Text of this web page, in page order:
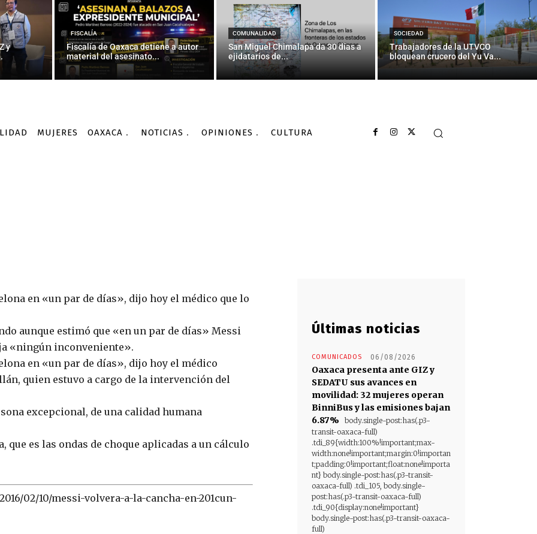
y
FISCALÍA
Fiscalía de Oaxaca detiene a autor
material del asesinato...
COMUNALIDAD
San Miguel Chimalapa da 30 días a
ejidatarios de...
SOCIEDAD
Trabajadores de la UTVCO
bloquean crucero del Yu Va...
MUJERES OAXACA NOTICIAS OPINIONES CULTURA
Jornada
Por AGENCIA INFORMATIVA CONACYT - 10/02/2016
en «un par de días», dijo hoy el médico que lo
aunque estimó que «en un par de días» Messi
«ningún inconveniente».
en «un par de días», dijo hoy el médico
quien estuvo a cargo de la intervención del
excepcional, de una calidad humana
es las ondas de choque aplicadas a un cálculo
02/10/messi-volvera-a-la-cancha-en-201cun-
Últimas noticias
COMUNICADOS 06/08/2026
Oaxaca presenta ante GIZ y
SEDATU sus avances en
movilidad: 32 mujeres operan
BinniBus y las emisiones bajan
6.87%
body.single-post:has(.p3-
transit-oaxaca-full)
.tdi_89{width:100%!important;max-
width:none!important;margin:0!importan
t;padding:0!important;float:none!importa
nt} body.single-post:has(.p3-transit-
oaxaca-full) .tdi_105, body.single-
post:has(.p3-transit-oaxaca-full)
.tdi_90{display:none!important}
body.single-post:has(.p3-transit-oaxaca-
full)